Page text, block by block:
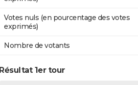
Votes nuls (en pourcentage des votes
exprimés)
Nombre de votants
Résultat 1er tour